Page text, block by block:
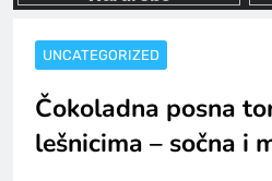
UNCATEGORIZED
Čokoladna posna
lešnicima – sočna i